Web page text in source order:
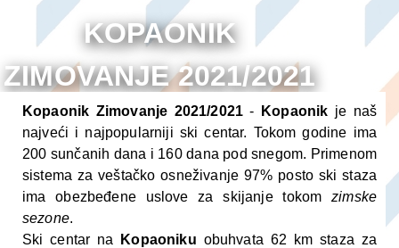
KOPAONIK
ZIMOVANJE 2021/2021
Kopaonik Zimovanje 2021/2021 - Kopaonik je naš
najveći i najpopularniji ski centar. Tokom godine ima
200 sunčanih dana i 160 dana pod snegom. Primenom
sistema za veštačko osneživanje 97% posto ski staza
ima obezbeđene uslove za skijanje tokomzimske
sezone.
Ski centar na
Kopaoniku obuhvata 62 km staza za